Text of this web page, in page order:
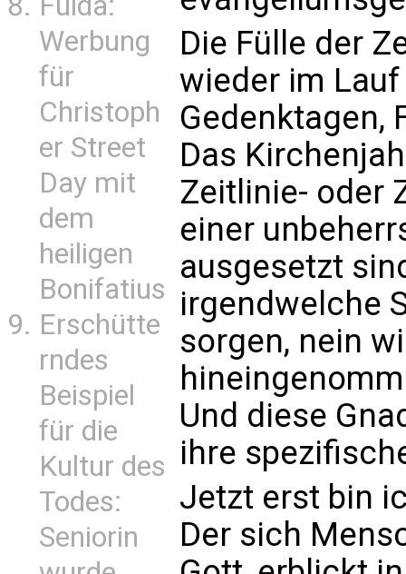
Werbung
für
Christoph
er Street
Day mit
dem
heiligen
Bonifatius
Erschütte
rndes
Beispiel
für die
Kultur des
Todes:
Seniorin
Die Fülle der
wieder im
Gedenktagen,
Das
Zeitlinie- oder
einer
ausgesetzt
irgendwelche
sorgen, nein
Und diese
ihre
Jetzt erst bin
Der sich